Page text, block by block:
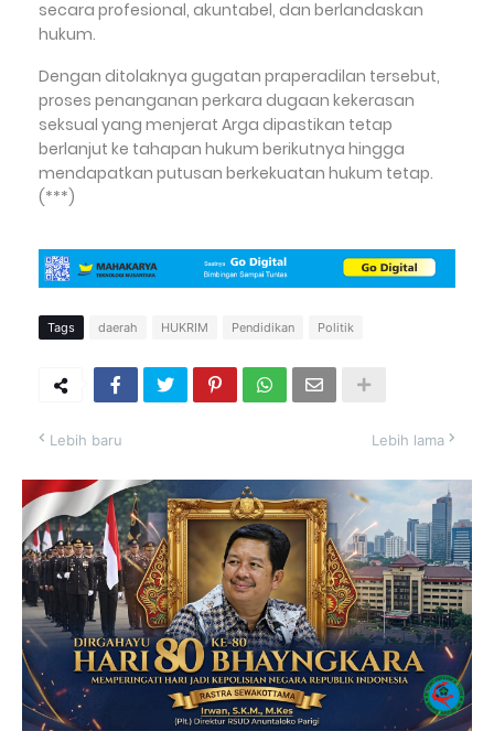
secara profesional, akuntabel, dan berlandaskan
hukum.
Dengan ditolaknya gugatan praperadilan tersebut,
proses penanganan perkara dugaan kekerasan
seksual yang menjerat Arga dipastikan tetap
berlanjut ke tahapan hukum berikutnya hingga
mendapatkan putusan berkekuatan hukum tetap.
(***)
Tags daerah HUKRIM Pendidikan Politik
Lebih baru Lebih lama